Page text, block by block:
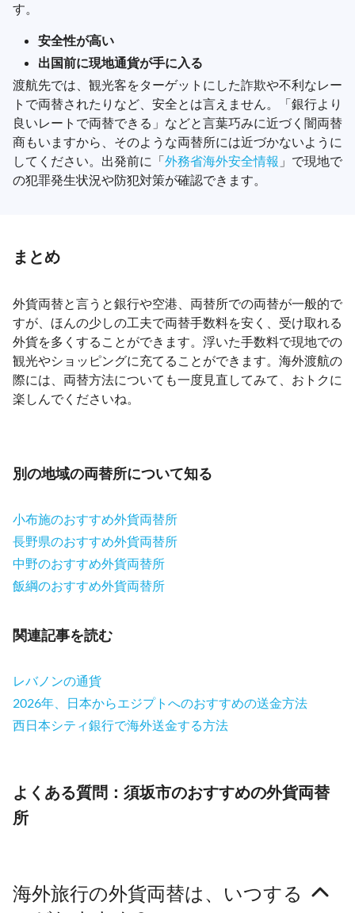
す。
安全性が高い
出国前に現地通貨が手に入る
渡航先では、観光客をターゲットにした詐欺や不利なレー
トで両替されたりなど、安全とは言えません。「銀行より
良いレートで両替できる」などと言葉巧みに近づく闇両替
商もいますから、そのような両替所には近づかないように
してください。出発前に「外務省海外安全情報 」で現地で
の犯罪発生状況や防犯対策が確認できます。
まとめ
外貨両替と言うと銀行や空港、両替所での両替が一般的で
すが、ほんの少しの工夫で両替手数料を安く、受け取れる
外貨を多くすることができます。浮いた手数料で現地での
観光やショッピングに充てることができます。海外渡航の
際には、両替方法についても一度見直してみて、おトクに
楽しんでくださいね。
別の地域の両替所について知る
小布施のおすすめ外貨両替所
長野県のおすすめ外貨両替所
中野のおすすめ外貨両替所
飯綱のおすすめ外貨両替所
関連記事を読む
レバノンの通貨
2026年、日本からエジプトへのおすすめの送金方法
西日本シティ銀行で海外送金する方法
よくある質問：須坂市のおすすめの外貨両替
所
海外旅行の外貨両替は、いつする